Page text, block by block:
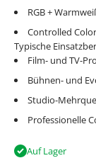
RGB +
Controlled
Typische
Film- und TV-
Bühnen- und
Studio-
Professionelle
Auf Lager